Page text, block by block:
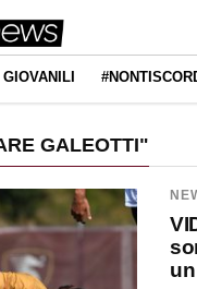
GIOVANILI
GALEOTTI"